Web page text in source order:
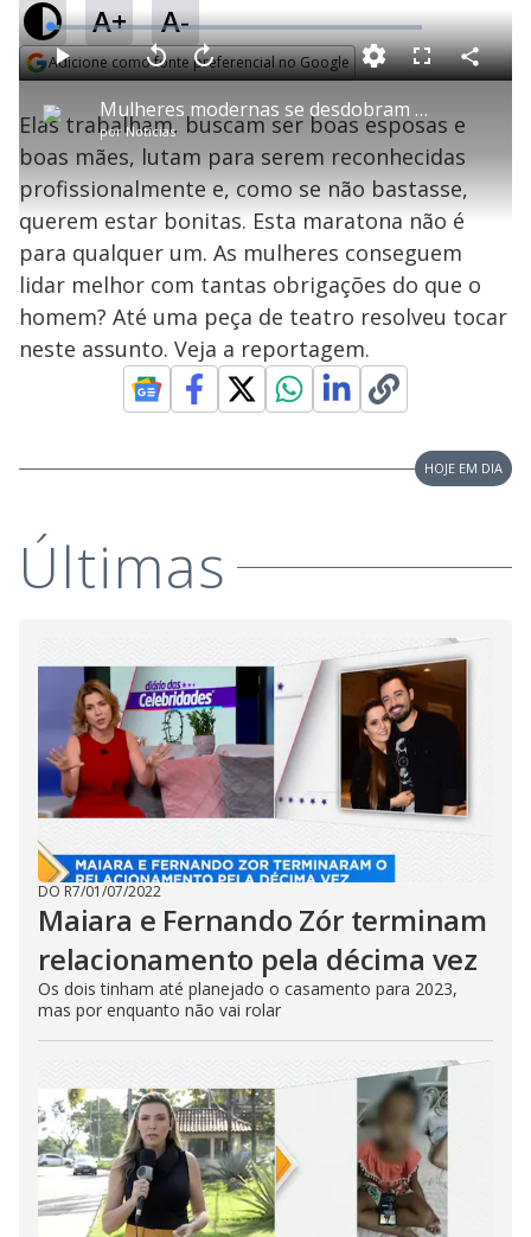
A+ A-
Adicione como fonte preferencial no Google
P
l
a
y
V
i
d
o
Mulheres modernas se desdobram em busca da perfeição
porNotícias
P V
t
a
r
0
e
g
n
s
A
n
ç
a
1
s
e
u
n
o
s
M
u
L
o
a
d
e
:
2
.
4
6
%
F
l
s
c
e
n
C
o
Elas trabalham, buscam ser boas esposas e
boas mães, lutam para serem reconhecidas
profissionalmente e, como se não bastasse,
querem estar bonitas. Esta maratona não é
para qualquer um. As mulheres conseguem
lidar melhor com tantas obrigações do que o
homem? Até uma peça de teatro resolveu tocar
neste assunto. Veja a reportagem.
HOJE EM DIA
Últimas
DO R7/01/07/2022
Maiara e Fernando Zór terminam
relacionamento pela décima vez
Os dois tinham até planejado o casamento para 2023,
mas por enquanto não vai rolar